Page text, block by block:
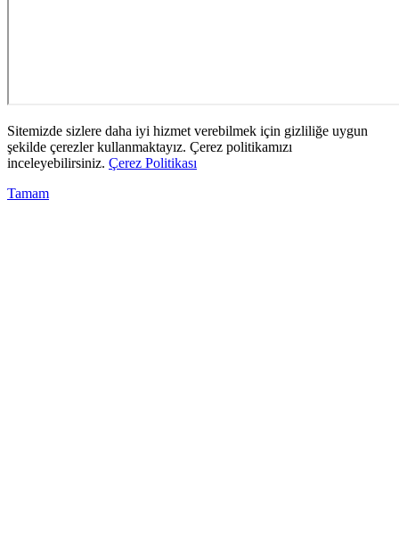
Sitemizde sizlere daha iyi hizmet verebilmek için gizliliğe uygun
şekilde çerezler kullanmaktayız. Çerez politikamızı
inceleyebilirsiniz. Çerez Politikası
Tamam